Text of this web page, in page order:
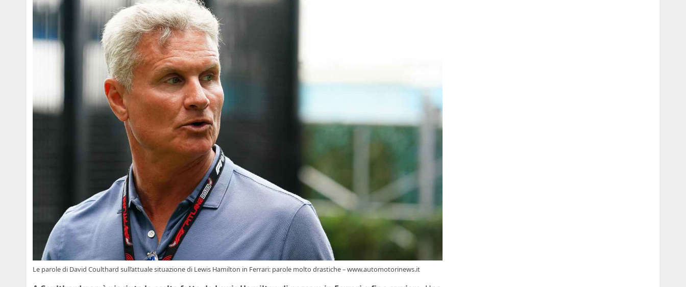
Le parole di David Coulthard sull’attuale situazione di Lewis Hamilton in Ferrari: parole molto drastiche – www.automotorinews.it